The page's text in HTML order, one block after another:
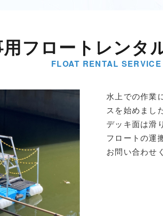
フロートレンタ
FLOAT RENTAL SERVICE
水上での作業
スを始めまし
デッキ面は滑
フロートの運
お問い合わせ